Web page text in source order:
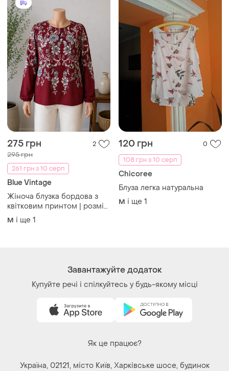
275 грн 2
295 грн
261 грн з 10 серп
Blue Vintage
Жіноча блузка бордова з
квітковим принтом | розмір
м (повномірний m/l)
M і ще 1
120 грн
0
108 грн з 10 серп
Chicoree
Блуза легка натуральна
M і ще 1
Завантажуйте додаток
Купуйте речі і спілкуйтесь у будь-якому місці
Як це працює?
Україна, 02121, місто Київ, Харківське шосе, будинок